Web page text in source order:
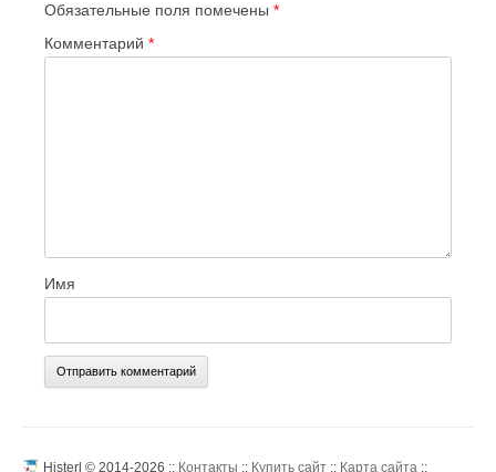
Обязательные поля помечены *
Комментарий *
Имя
Histerl © 2014-2026 :: Контакты :: Купить сайт :: Карта сайта ::